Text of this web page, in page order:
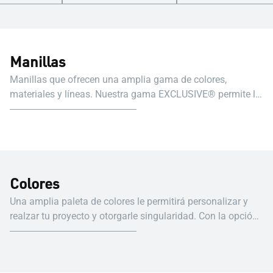
Manillas
Manillas que ofrecen una amplia gama de colores,
materiales y líneas. Nuestra gama EXCLUSIVE® permite la
personalización, creando una aspecto visual sofisticado
Colores
Una amplia paleta de colores le permitirá personalizar y
realzar tu proyecto y otorgarle singularidad. Con la opción
bicolor, además, podrás proyectar carpinterías con un color